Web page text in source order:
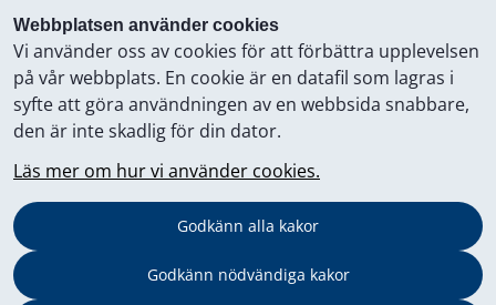
Webbplatsen använder cookies
Vi använder oss av cookies för att förbättra upplevelsen
på vår webbplats. En cookie är en datafil som lagras i
syfte att göra användningen av en webbsida snabbare,
den är inte skadlig för din dator.
Läs mer om hur vi använder cookies.
Godkänn alla kakor
Godkänn nödvändiga kakor